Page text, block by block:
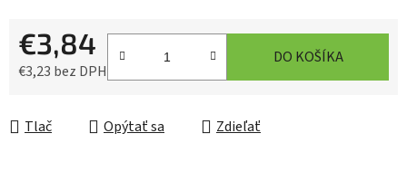
€3,84
€3,23 bez DPH
DO KOŠÍKA
Tlač Opýtať sa Zdieľať